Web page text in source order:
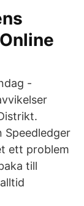
-
Speedledger
ett problem
till